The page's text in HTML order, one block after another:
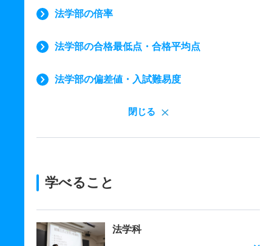
法学部の倍率
法学部の合格最低点・合格平均点
法学部の偏差値・入試難易度
閉じる
学べること
法学科